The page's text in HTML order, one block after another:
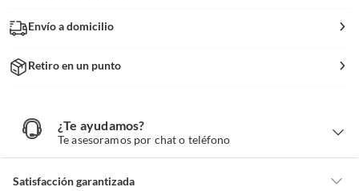
Envío a domicilio
Retiro en un punto
¿Te ayudamos?
Te asesoramos por chat o teléfono
y
Satisfacción garantizada